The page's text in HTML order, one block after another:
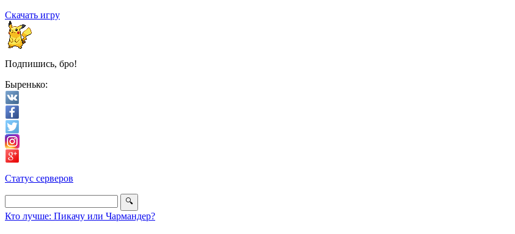
Скачать игру
Подпишись, бро!
Быренько:
Статус серверов
Кто лучше: Пикачу или Чармандер?